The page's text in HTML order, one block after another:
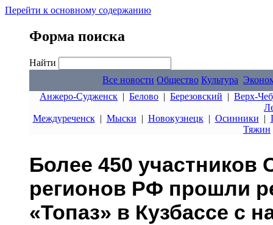
Перейти к основному содержанию
Форма поиска
Найти
Все новости Общество Культура
Анжеро-Судженск | Белово | Березовский | Верх-
Междуреченск| Мыски | Новокузнецк| Осинники |
Тяжин
Более 450 участников
регионов РФ прошли
«Топаз» в Кузбассе с